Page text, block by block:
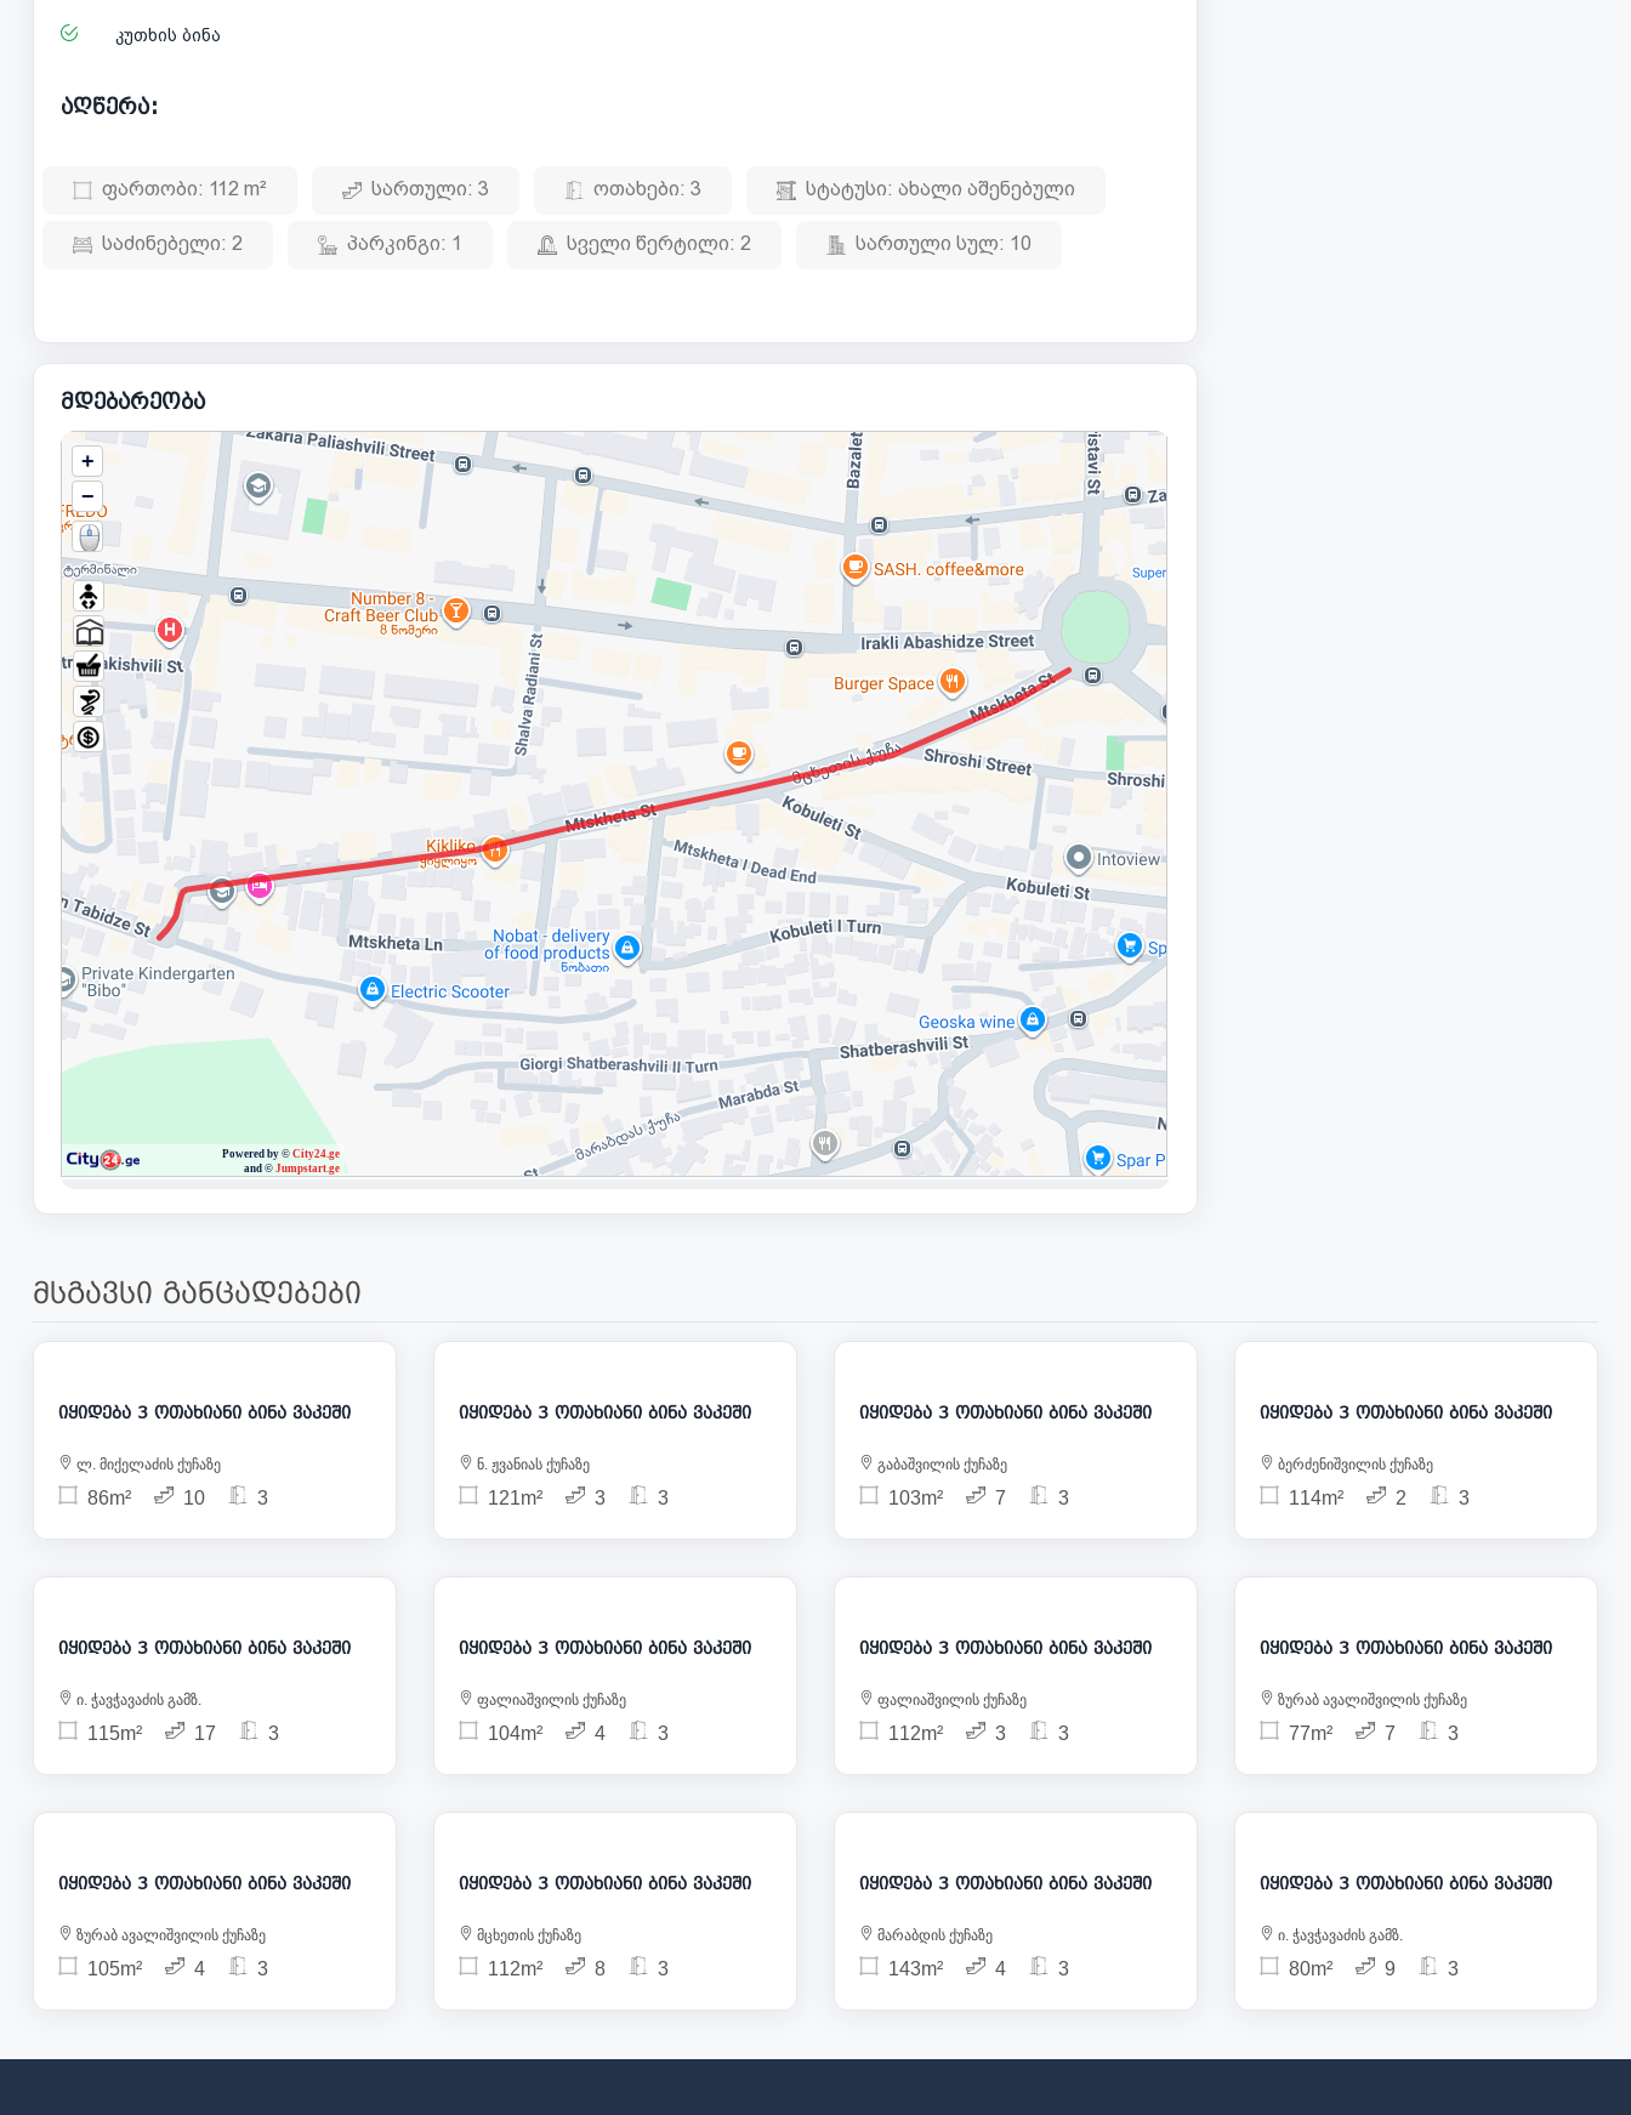
კუთხის ბინა
აღწერა:
ფართობი: 112 m² სართული: 3 ოთახები: 3 სტატუსი: ახალი აშენებული
საძინებელი: 2 პარკინგი: 1 სველი წერტილი: 2 სართული სულ: 10
მდებარეობა
მსგავსი განცადებები
275 000
იყიდება 3 ოთახიანი ბინა ვაკეში
ლ. მიქელაძის ქუჩაზე
86m² 10 3
309 000
იყიდება 3 ოთახიანი ბინა ვაკეში
ნ. ჟვანიას ქუჩაზე
121m² 3 3
300 000
იყიდება 3 ოთახიანი ბინა ვაკეში
გაბაშვილის ქუჩაზე
103m² 7 3
300 000
იყიდება 3 ოთახიანი ბინა ვაკეში
ბერძენიშვილის ქუჩაზე
114m² 2 3
276 000
იყიდება 3 ოთახიანი ბინა ვაკეში
ი. ჭავჭავაძის გამზ.
115m² 17 3
285 000
იყიდება 3 ოთახიანი ბინა ვაკეში
ფალიაშვილის ქუჩაზე
104m² 4 3
335 000
იყიდება 3 ოთახიანი ბინა ვაკეში
ფალიაშვილის ქუჩაზე
112m² 3 3
300 000
იყიდება 3 ოთახიანი ბინა ვაკეში
ზურაბ ავალიშვილის ქუჩაზე
77m² 7 3
350 000
იყიდება 3 ოთახიანი ბინა ვაკეში
ზურაბ ავალიშვილის ქუჩაზე
105m² 4 3
315 000
იყიდება 3 ოთახიანი ბინა ვაკეში
მცხეთის ქუჩაზე
112m² 8 3
357 500
იყიდება 3 ოთახიანი ბინა ვაკეში
მარაბდის ქუჩაზე
143m² 4 3
280 000
იყიდება 3 ოთახიანი ბინა ვაკეში
ი. ჭავჭავაძის გამზ.
80m² 9 3